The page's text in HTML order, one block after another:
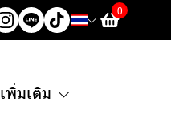
0
เพิ่มเติม